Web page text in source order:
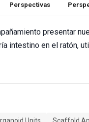
Perspectivas
presentar
intestino en el ratón,